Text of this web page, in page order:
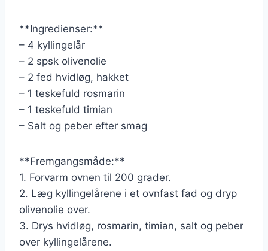
**Ingredienser:**
– 4 kyllingelår
– 2 spsk olivenolie
– 2 fed hvidløg, hakket
– 1 teskefuld rosmarin
– 1 teskefuld timian
– Salt og peber efter smag
**Fremgangsmåde:**
1. Forvarm ovnen til 200 grader.
2. Læg kyllingelårene i et ovnfast fad og dryp
olivenolie over.
3. Drys hvidløg, rosmarin, timian, salt og peber
over kyllingelårene.